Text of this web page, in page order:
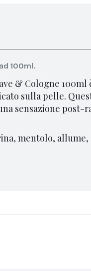
100ml.
& Cologne
sulla pelle.
sensazione
mentolo,